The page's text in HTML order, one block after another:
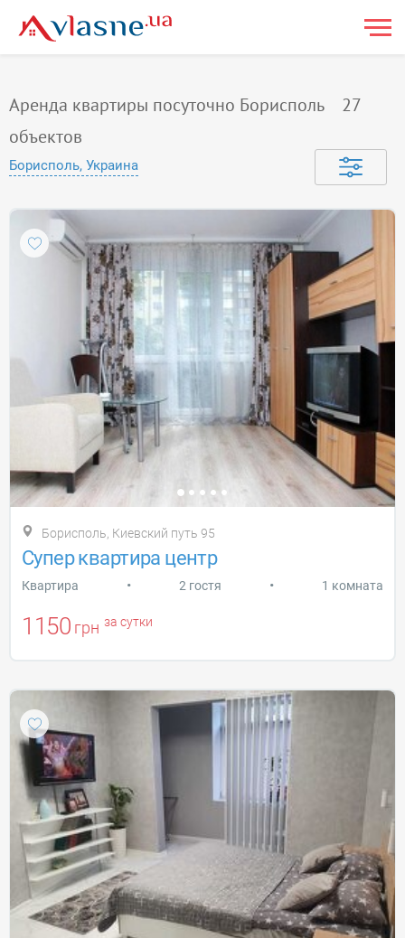
Аренда квартиры посуточно Борисполь
27
объектов
Борисполь, Украина
Борисполь, Киевский путь 95
Супер квартира центр
Квартира • 2 гостя • 1 комната
1150 грн за сутки